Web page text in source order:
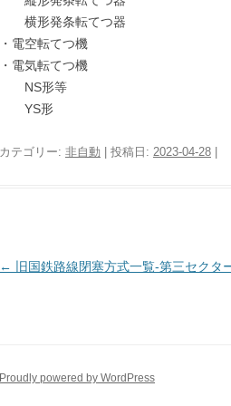
横形発条転てつ器
・電空転てつ機
・電気転てつ機
NS形等
YS形
カテゴリー: 非自動 | 投稿日: 2023-04-28
投
← 旧国鉄路線閉塞方式一覧-第三セクタ
Proudly powered by WordPress